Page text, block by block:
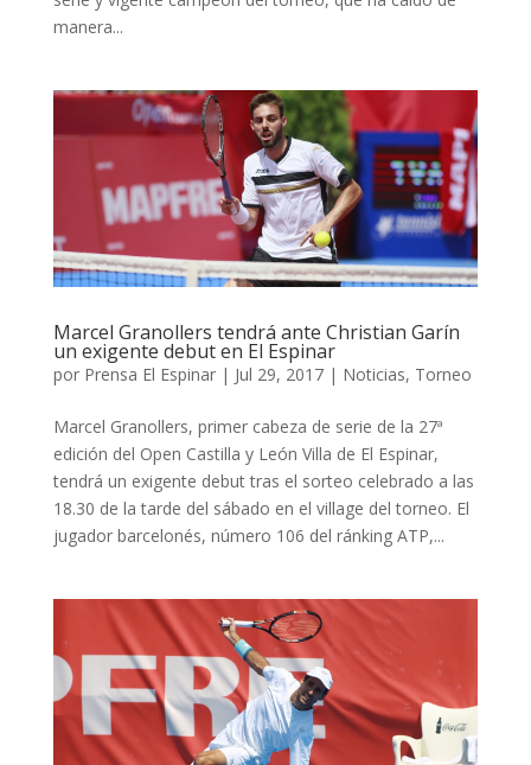
manera...
Marcel Granollers tendrá ante Christian Garín
un exigente debut en El Espinar
por Prensa El Espinar| Jul 29, 2017| Noticias, Torneo
Marcel Granollers, primer cabeza de serie de la 27ª
edición del Open Castilla y León Villa de El Espinar,
tendrá un exigente debut tras el sorteo celebrado a las
18.30 de la tarde del sábado en el village del torneo. El
jugador barcelonés, número 106 del ránking ATP,...